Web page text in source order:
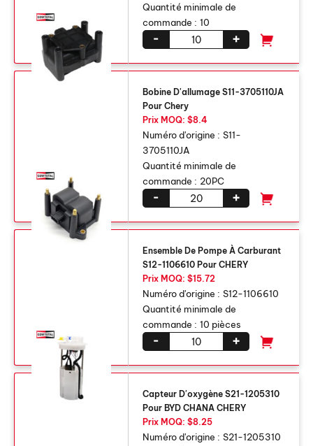
Quantité minimale de
commande : 10
+
-
Bobine D'allumage S11-3705110JA
Pour Chery
Prix ​​MOQ: $8.4
Numéro d'origine : S11-
3705110JA
Quantité minimale de
commande : 20PC
+
-
Ensemble De Pompe À Carburant
S12-1106610 Pour CHERY
Prix ​​MOQ: $15.72
Numéro d'origine : S12-1106610
Quantité minimale de
commande : 10 pièces
+
-
Capteur D'oxygène S21-1205310
Pour BYD CHANA CHERY
Prix ​​MOQ: $8.25
Numéro d'origine : S21-1205310